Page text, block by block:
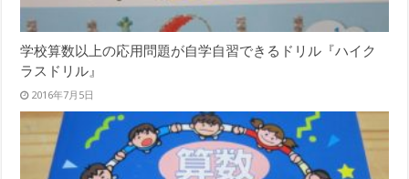
学校算数以上の応用問題が自学自習できるドリル『ハイク
ラスドリル』
2016年7月5日